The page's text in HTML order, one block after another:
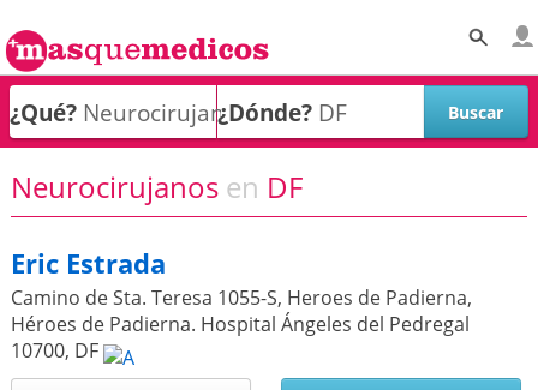
¿Qué? ¿Dónde?
Neurocirujanos en DF
Eric Estrada
Camino de Sta. Teresa 1055-S, Heroes de Padierna,
Héroes de Padierna. Hospital Ángeles del Pedregal
10700, DF